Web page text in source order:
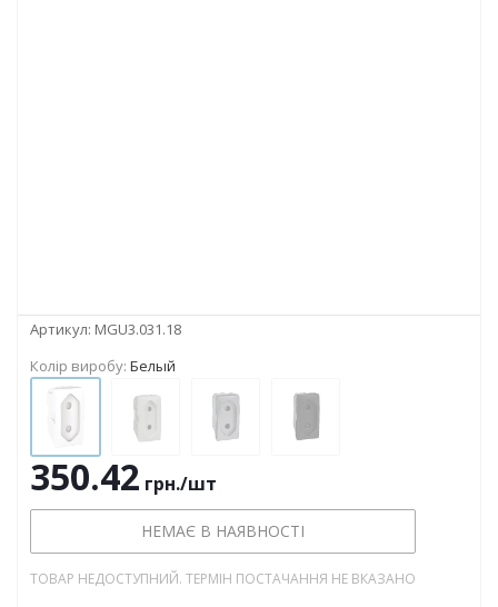
Артикул: MGU3.031.18
Колір виробу: Белый
350.42 грн./шт
НЕМАЄ В НАЯВНОСТІ
ТОВАР НЕДОСТУПНИЙ. ТЕРМІН ПОСТАЧАННЯ НЕ ВКАЗАНО